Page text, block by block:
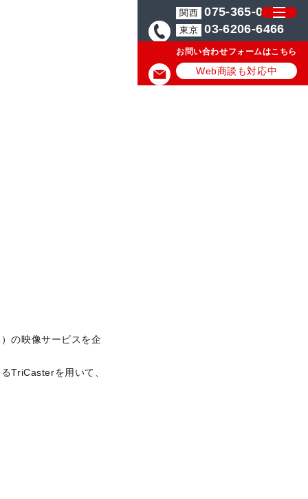
関西 075-365-0571
東京 03-6206-6466
お問い合わせフォームはこちら
Web商談も対応中
の映像サービスを企
TriCasterを用いて、